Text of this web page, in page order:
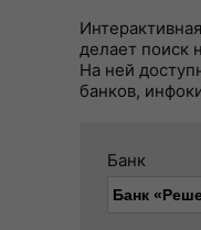
делает поиск
На ней
банков,
Банк